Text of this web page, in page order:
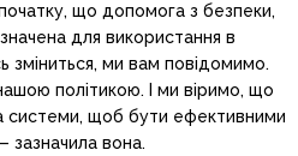
що допомога з безпеки,
для використання в
зміниться, ми вам повідомимо.
політикою. І ми віримо, що
системи, щоб бути ефективними
зазначила вона.